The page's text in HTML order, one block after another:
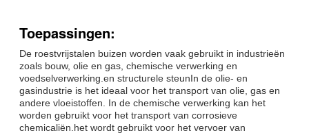
Toepassingen:
De roestvrijstalen buizen worden vaak gebruikt in industrieën
zoals bouw, olie en gas, chemische verwerking en
voedselverwerking.en structurele steunIn de olie- en
gasindustrie is het ideaal voor het transport van olie, gas en
andere vloeistoffen. In de chemische verwerking kan het
worden gebruikt voor het transport van corrosieve
chemicaliën.het wordt gebruikt voor het vervoer van